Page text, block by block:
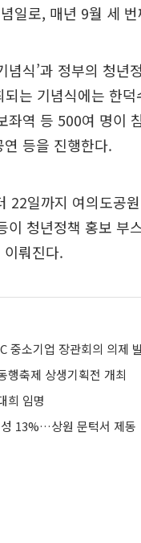
일로, 매년 9월 세
식’과 정부의 청년
되는 기념식에는 한
좌역 등 500여 명이
등을 진행한다.
22일까지 여의도공
이 청년정책 홍보 부
뤄진다.
중소기업 장관회의 의제
행축제 상생기획전 개최
희 임명
13%…상원 문턱서 제동